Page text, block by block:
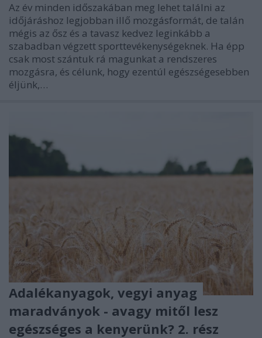
Az év minden időszakában meg lehet találni az
időjáráshoz legjobban illő mozgásformát, de talán
mégis az ősz és a tavasz kedvez leginkább a
szabadban végzett sporttevékenységeknek. Ha épp
csak most szántuk rá magunkat a rendszeres
mozgásra, és célunk, hogy ezentúl egészségesebben
éljünk,…
Adalékanyagok, vegyi anyag
maradványok - avagy mitől lesz
egészséges a kenyerünk? 2. rész